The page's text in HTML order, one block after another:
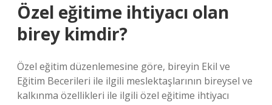
Özel eğitime ihtiyacı olan
birey kimdir?
Özel eğitim düzenlemesine göre, bireyin Ekil ve
Eğitim Becerileri ile ilgili meslektaşlarının bireysel ve
kalkınma özellikleri ile ilgili özel eğitime ihtiyacı